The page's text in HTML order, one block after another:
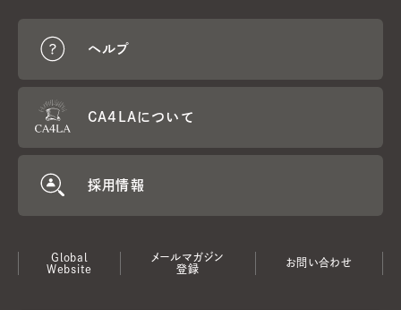
ヘルプ
CA4LAについて
採用情報
Global
Website
メールマガジン
登録
お問い合わせ